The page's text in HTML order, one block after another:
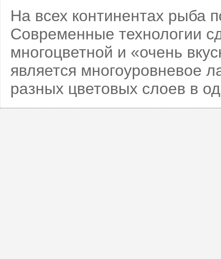
На всех континентах рыба
Современные технологии
многоцветной и «очень
является многоуровневое
разных цветовых слоев в